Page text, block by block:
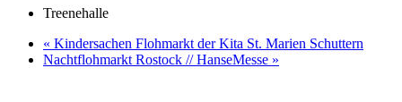
Treenehalle
« Kindersachen Flohmarkt der Kita St. Marien Schuttern
Nachtflohmarkt Rostock // HanseMesse »